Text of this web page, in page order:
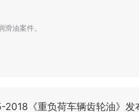
油案件。
《重负荷车辆齿轮油》发